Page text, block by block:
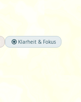
Klarheit & Fokus